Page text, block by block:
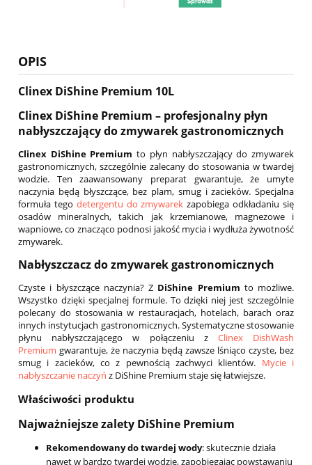
OPIS
Clinex DiShine Premium 10L
Clinex DiShine Premium – profesjonalny płyn
nabłyszczający do zmywarek gastronomicznych
Clinex DiShine Premium to płyn nabłyszczający do zmywarek
gastronomicznych, szczególnie zalecany do stosowania w twardej
wodzie. Ten zaawansowany preparat gwarantuje, że umyte
naczynia będą błyszczące, bez plam, smug i zacieków. Specjalna
formuła tego detergentu do zmywarek zapobiega odkładaniu się
osadów mineralnych, takich jak krzemianowe, magnezowe i
wapniowe, co znacząco podnosi jakość mycia i wydłuża żywotność
zmywarek.
Nabłyszczacz do zmywarek gastronomicznych
Czyste i błyszczące naczynia? Z DiShine Premium to możliwe.
Wszystko dzięki specjalnej formule. To dzięki niej jest szczególnie
polecany do stosowania w restauracjach, hotelach, barach oraz
innych instytucjach gastronomicznych. Systematyczne stosowanie
płynu nabłyszczającego w połączeniu z Clinex DishWash
Premium gwarantuje, że naczynia będą zawsze lśniąco czyste, bez
smug i zacieków, co z pewnością zachwyci klientów. Mycie i
nabłyszczanie naczyń z DiShine Premium staje się łatwiejsze.
Właściwości produktu
Najważniejsze zalety DiShine Premium
Rekomendowany do twardej wody: skutecznie działa
nawet w bardzo twardej wodzie, zapobiegając powstawaniu